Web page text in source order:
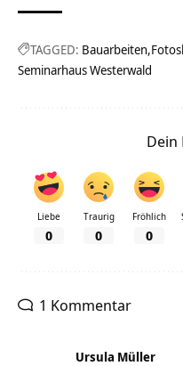
TAGGED: Bauarbeiten
Seminarhaus Westerwald
Dein
Liebe
0
Traurig
0
Fröhlich
0
1 Kommentar
Ursula Müller